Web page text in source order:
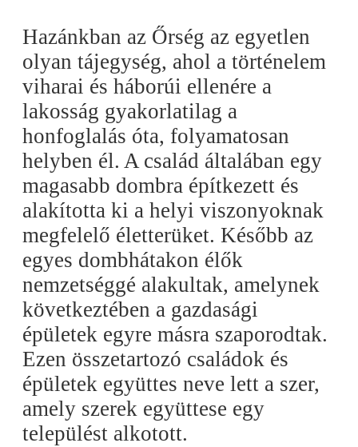
Hazánkban az Őrség az egyetlen
olyan tájegység, ahol a történelem
viharai és háborúi ellenére a
lakosság gyakorlatilag a
honfoglalás óta, folyamatosan
helyben él. A család általában egy
magasabb dombra építkezett és
alakította ki a helyi viszonyoknak
megfelelő életterüket. Később az
egyes dombhátakon élők
nemzetséggé alakultak, amelynek
következtében a gazdasági
épületek egyre másra szaporodtak.
Ezen összetartozó családok és
épületek együttes neve lett a szer,
amely szerek együttese egy
települést alkotott.